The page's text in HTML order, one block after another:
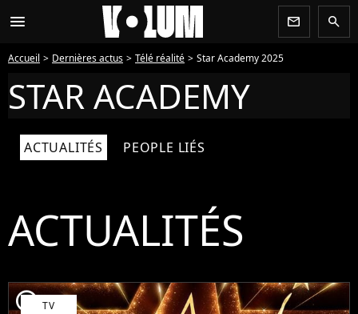
menu newsletter search
Accueil Dernières actus Télé réalité Star Academy 2025
STAR ACADEMY
ACTUALITÉS PEOPLE LIÉS
ACTUALITÉS
player2 TV